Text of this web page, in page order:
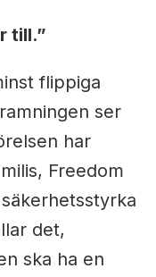
till.”
flippiga
ser
har
Freedom
det,
ska ha en